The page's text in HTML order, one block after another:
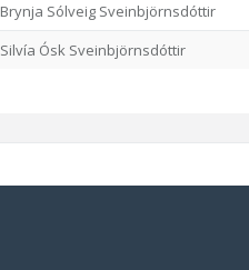
Brynja Sólveig Sveinbjörnsdóttir
Silvía Ósk Sveinbjörnsdóttir